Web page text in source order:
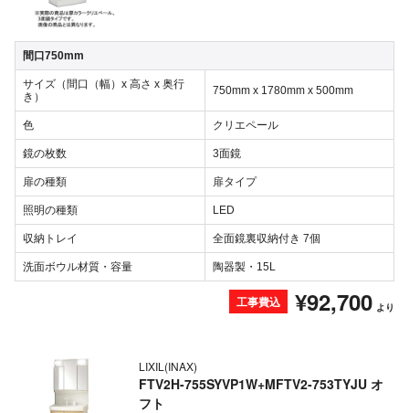
間口750mm
サイズ（間口（幅）x 高さ x 奥行
き）
750mm x 1780mm x 500mm
色 クリエペール
鏡の枚数 3面鏡
扉の種類 扉タイプ
照明の種類 LED
収納トレイ 全面鏡裏収納付き 7個
洗面ボウル材質・容量 陶器製・15L
工事費込 ¥92,700 より
LIXIL(INAX)
FTV2H-755SYVP1W+MFTV2-753TYJU オ
フト